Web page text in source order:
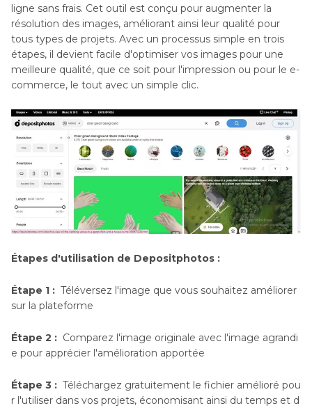
ligne sans frais. Cet outil est conçu pour augmenter la
résolution des images, améliorant ainsi leur qualité pour
tous types de projets. Avec un processus simple en trois
étapes, il devient facile d'optimiser vos images pour une
meilleure qualité, que ce soit pour l'impression ou pour le e-
commerce, le tout avec un simple clic.
Étapes d'utilisation de Depositphotos :
Étape 1 : Téléversez l'image que vous souhaitez améliorer
sur la plateforme
Étape 2 : Comparez l'image originale avec l'image agrandi
e pour apprécier l'amélioration apportée
Étape 3 : Téléchargez gratuitement le fichier amélioré pou
r l'utiliser dans vos projets, économisant ainsi du temps et d